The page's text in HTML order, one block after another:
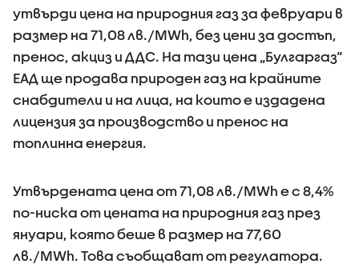
утвърди цена на природния газ за февруари в
размер на 71,08 лв./MWh, без цени за достъп,
пренос, акциз и ДДС. На тази цена „Булгаргаз“
ЕАД ще продава природен газ на крайните
снабдители и на лица, на които е издадена
лицензия за производство и пренос на
топлинна енергия.
Утвърдената цена от 71,08 лв./MWh е с 8,4%
по-ниска от цената на природния газ през
януари, която беше в размер на 77,60
лв./MWh. Това съобщават от регулатора.